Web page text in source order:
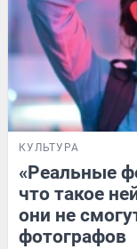
КУЛЬТУРА
«Реальные
что такое
они не
фотографов